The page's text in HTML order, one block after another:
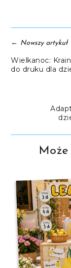
← Nowszy artykuł
Wielkanoc:
do druku dla